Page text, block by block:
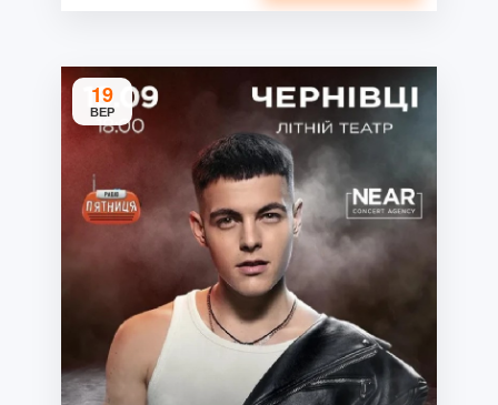
19
ВЕР